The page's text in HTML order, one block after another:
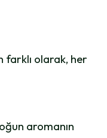
farklı olarak, her
aromanın